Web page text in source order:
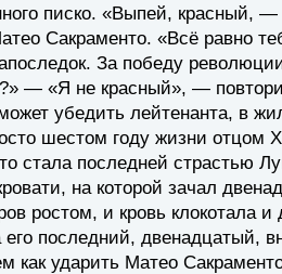
писко. «Выпей, красный, —
Сакраменто. «Всё равно
За победу
— «Я не красный», —
убедить лейтенанта, в
шестом году жизни отцом
стала последней страстью
на которой зачал
ростом, и кровь клокотала и
последний, двенадцатый,
как ударить Матео